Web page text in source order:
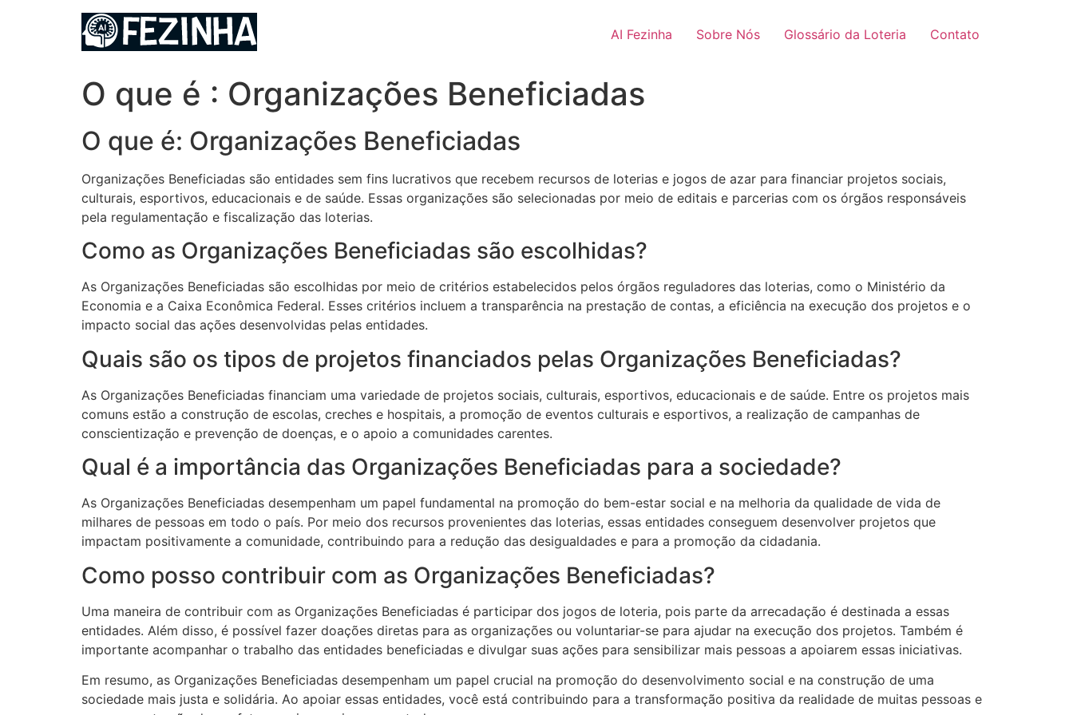
AI Fezinha Sobre Nós Glossário da Loteria Contato
O que é : Organizações Beneficiadas
O que é: Organizações Beneficiadas
Organizações Beneficiadas são entidades sem fins lucrativos que recebem recursos de loterias e jogos de azar para financiar projetos sociais,
culturais, esportivos, educacionais e de saúde. Essas organizações são selecionadas por meio de editais e parcerias com os órgãos responsáveis
pela regulamentação e fiscalização das loterias.
Como as Organizações Beneficiadas são escolhidas?
As Organizações Beneficiadas são escolhidas por meio de critérios estabelecidos pelos órgãos reguladores das loterias, como o Ministério da
Economia e a Caixa Econômica Federal. Esses critérios incluem a transparência na prestação de contas, a eficiência na execução dos projetos e o
impacto social das ações desenvolvidas pelas entidades.
Quais são os tipos de projetos financiados pelas Organizações Beneficiadas?
As Organizações Beneficiadas financiam uma variedade de projetos sociais, culturais, esportivos, educacionais e de saúde. Entre os projetos mais
comuns estão a construção de escolas, creches e hospitais, a promoção de eventos culturais e esportivos, a realização de campanhas de
conscientização e prevenção de doenças, e o apoio a comunidades carentes.
Qual é a importância das Organizações Beneficiadas para a sociedade?
As Organizações Beneficiadas desempenham um papel fundamental na promoção do bem-estar social e na melhoria da qualidade de vida de
milhares de pessoas em todo o país. Por meio dos recursos provenientes das loterias, essas entidades conseguem desenvolver projetos que
impactam positivamente a comunidade, contribuindo para a redução das desigualdades e para a promoção da cidadania.
Como posso contribuir com as Organizações Beneficiadas?
Uma maneira de contribuir com as Organizações Beneficiadas é participar dos jogos de loteria, pois parte da arrecadação é destinada a essas
entidades. Além disso, é possível fazer doações diretas para as organizações ou voluntariar-se para ajudar na execução dos projetos. Também é
importante acompanhar o trabalho das entidades beneficiadas e divulgar suas ações para sensibilizar mais pessoas a apoiarem essas iniciativas.
Em resumo, as Organizações Beneficiadas desempenham um papel crucial na promoção do desenvolvimento social e na construção de uma
sociedade mais justa e solidária. Ao apoiar essas entidades, você está contribuindo para a transformação positiva da realidade de muitas pessoas e